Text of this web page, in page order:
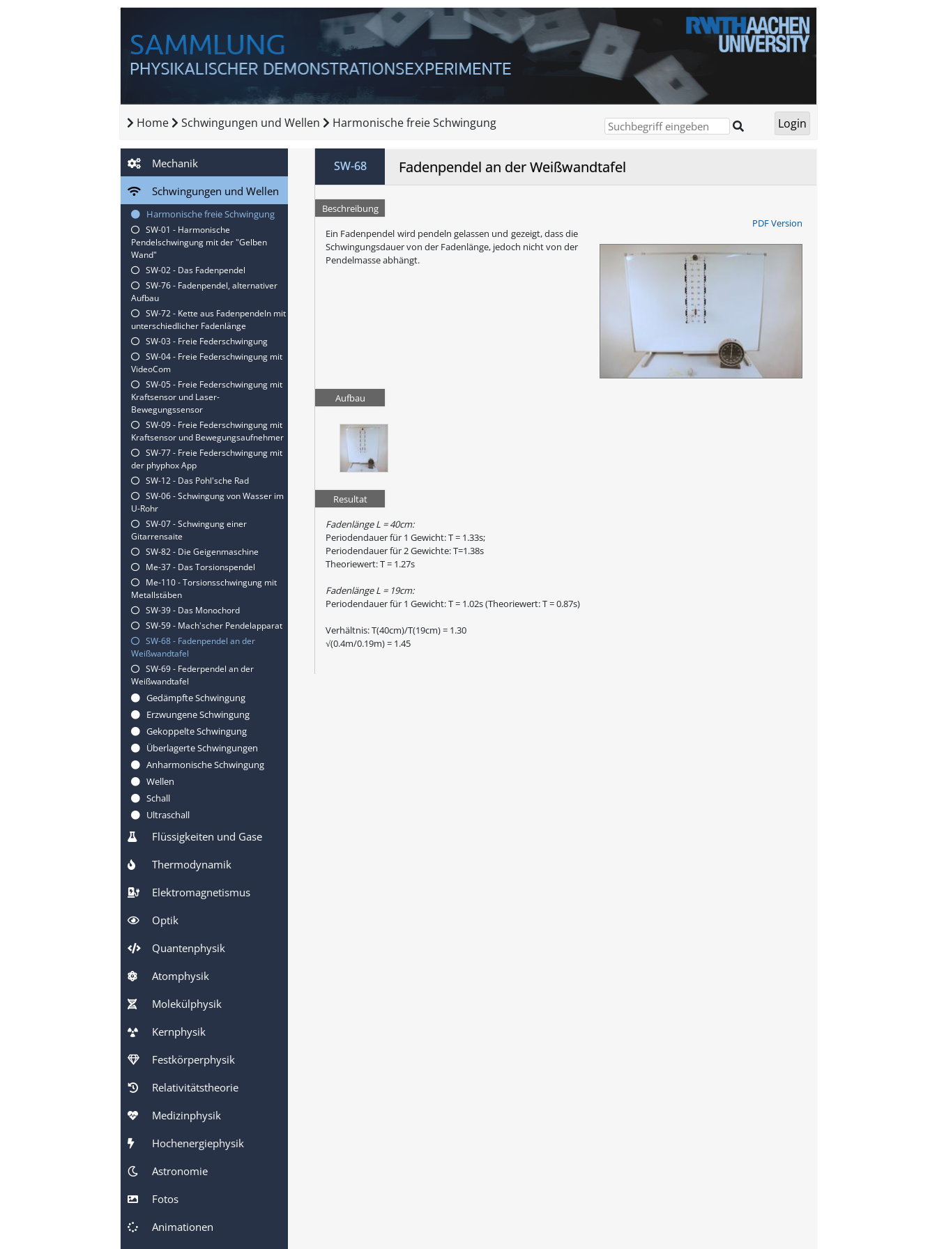
Home Schwingungen und Wellen Harmonische freie Schwingung
Mechanik
Schwingungen und Wellen
Harmonische freie Schwingung
SW-01 - Harmonische
Pendelschwingung mit der "Gelben
Wand"
SW-02 - Das Fadenpendel
SW-76 - Fadenpendel, alternativer
Aufbau
SW-72 - Kette aus Fadenpendeln mit
unterschiedlicher Fadenlänge
SW-03 - Freie Federschwingung
SW-04 - Freie Federschwingung mit
VideoCom
SW-05 - Freie Federschwingung mit
Kraftsensor und Laser-
Bewegungssensor
SW-09 - Freie Federschwingung mit
Kraftsensor und Bewegungsaufnehmer
SW-77 - Freie Federschwingung mit
der phyphox App
SW-12 - Das Pohl'sche Rad
SW-06 - Schwingung von Wasser im
U-Rohr
SW-07 - Schwingung einer
Gitarrensaite
SW-82 - Die Geigenmaschine
Me-37 - Das Torsionspendel
Me-110 - Torsionsschwingung mit
Metallstäben
SW-39 - Das Monochord
SW-59 - Mach'scher Pendelapparat
SW-68 - Fadenpendel an der
Weißwandtafel
SW-69 - Federpendel an der
Weißwandtafel
Gedämpfte Schwingung
Erzwungene Schwingung
Gekoppelte Schwingung
Überlagerte Schwingungen
Anharmonische Schwingung
Wellen
Schall
Ultraschall
Flüssigkeiten und Gase
Thermodynamik
Elektromagnetismus
Optik
Quantenphysik
Atomphysik
Molekülphysik
Kernphysik
Festkörperphysik
Relativitätstheorie
Medizinphysik
Hochenergiephysik
Astronomie
Fotos
Animationen
SW-68 Fadenpendel an der Weißwandtafel
Beschreibung
PDF Version
Ein Fadenpendel wird pendeln gelassen und gezeigt, dass die
Schwingungsdauer von der Fadenlänge, jedoch nicht von der
Pendelmasse abhängt.
Aufbau
Resultat
Fadenlänge L = 40cm:
Periodendauer für 1 Gewicht: T = 1.33s;
Periodendauer für 2 Gewichte: T=1.38s
Theoriewert: T = 1.27s
Fadenlänge L = 19cm:
Periodendauer für 1 Gewicht: T = 1.02s (Theoriewert: T = 0.87s)
Verhältnis: T(40cm)/T(19cm) = 1.30
√(0.4m/0.19m) = 1.45